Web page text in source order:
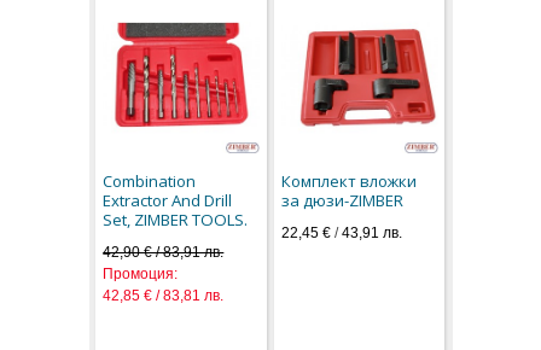
Combination
Extractor And Drill
Set, ZIMBER TOOLS.
42,90 € / 83,91 лв.
Промоция:
42,85 € / 83,81 лв.
Комплект вложки
за дюзи-ZIMBER
22,45 €/43,91 лв.